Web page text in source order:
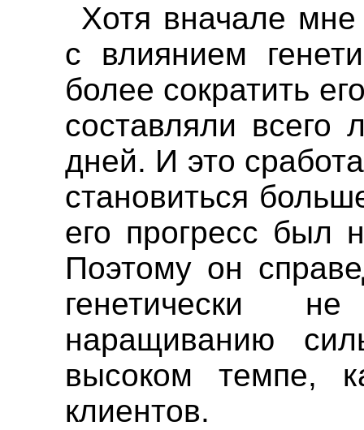
Хотя вначале
с влиянием
более сократить
составляли
дней. И это
становиться
его прогресс был
Поэтому он
генетически
наращиванию
высоком темпе,
клиентов.